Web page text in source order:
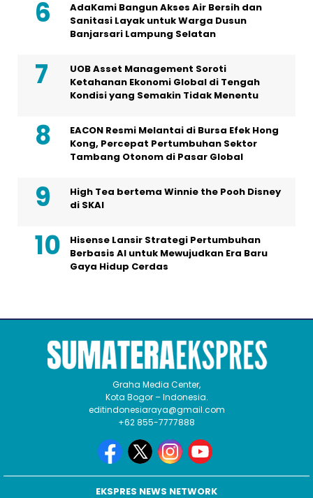
AdaKami Bangun Akses Air Bersih dan
Sanitasi Layak untuk Warga Dusun
Banjarsari Lampung Selatan
UOB Asset Management Soroti
Ketahanan Ekonomi Global di Tengah
Kondisi yang Semakin Tidak Menentu
EACON Resmi Melantai di Bursa Efek Hong
Kong, Percepat Pertumbuhan Sektor
Tambang Otonom di Pasar Global
High Tea bertema Winnie the Pooh Disney
di SKAI
Hisense Lansir Strategi Pertumbuhan
Berbasis AI untuk Mewujudkan Era Baru
Gaya Hidup Cerdas
Graha Media Center,
Kota Bogor – Indonesia.
editindonesiaraya@gmail.com
+62 855-7777888
EKSPRES NEWS NETWORK